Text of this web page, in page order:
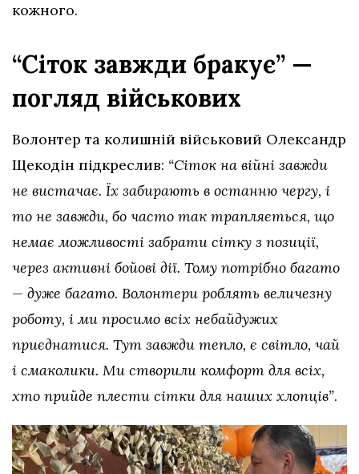
кожного.
“Сіток завжди бракує” —
погляд військових
Волонтер та колишній військовий Олександр
Щекодін підкреслив: “Сіток на війні завжди
не вистачає. Їх забирають в останню чергу, і
то не завжди, бо часто так трапляється, що
немає можливості забрати сітку з позиції,
через активні бойові дії. Тому потрібно багато
— дуже багато. Волонтери роблять величезну
роботу, і ми просимо всіх небайдужих
приєднатися. Тут завжди тепло, є світло, чай
і смаколики. Ми створили комфорт для всіх,
хто прийде плести сітки для наших хлопців”.